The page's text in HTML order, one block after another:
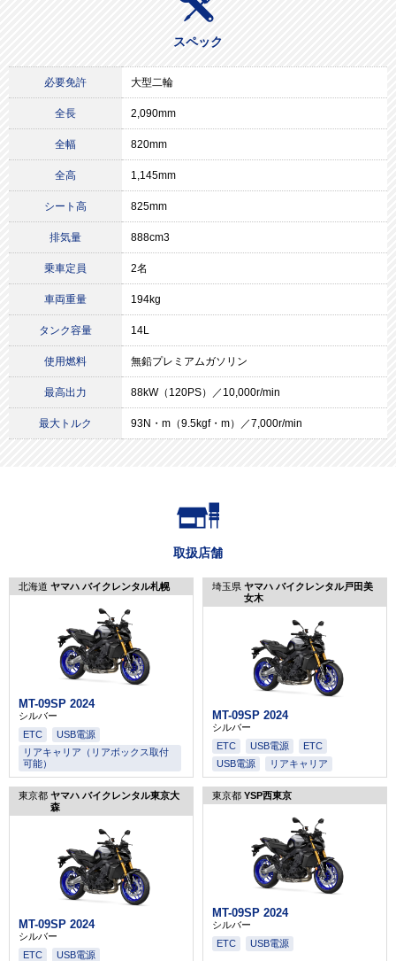
スペック
必要免許 大型二輪
全長 2,090mm
全幅 820mm
全高 1,145mm
シート高 825mm
排気量 888cm3
乗車定員 2名
車両重量 194kg
タンク容量 14L
使用燃料 無鉛プレミアムガソリン
最高出力 88kW（120PS）／10,000r/min
最大トルク 93N・m（9.5kgf・m）／7,000r/min
取扱店舗
北海道 ヤマハ バイクレンタル札幌
MT-09SP 2024
シルバー
ETC
USB電源
リアキャリア（リアボックス取付
可能）
埼玉県 ヤマハ バイクレンタル戸田美
女木
MT-09SP 2024
シルバー
ETC
USB電源
ETC
USB電源
リアキャリア
東京都 ヤマハ バイクレンタル東京大
森
MT-09SP 2024
シルバー
ETC
USB電源
東京都 YSP西東京
MT-09SP 2024
シルバー
ETC
USB電源